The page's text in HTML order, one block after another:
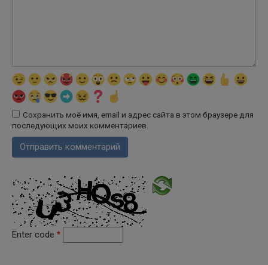
Сохранить моё имя, email и адрес сайта в этом браузере для
последующих моих комментариев.
Enter code *